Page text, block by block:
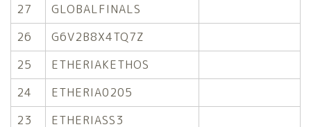
27
GLOBALFINALS
26
G6V2B8X4TQ7Z
25
ETHERIAKETHOS
24
ETHERIA0205
23
ETHERIASS3